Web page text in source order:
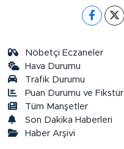
Nöbetçi Eczaneler
Hava Durumu
Trafik Durumu
Puan Durumu ve Fikstür
Tüm Manşetler
Son Dakika Haberleri
Haber Arşivi